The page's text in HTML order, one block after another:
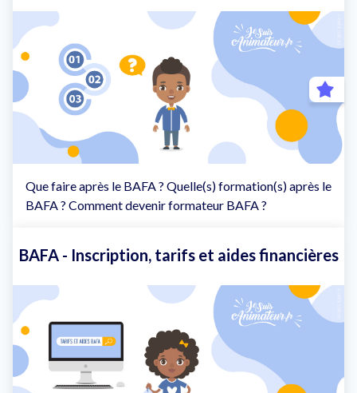
Que faire après le BAFA ? Quelle(s) formation(s) après le
BAFA ? Comment devenir formateur BAFA ?
BAFA - Inscription, tarifs et aides financières